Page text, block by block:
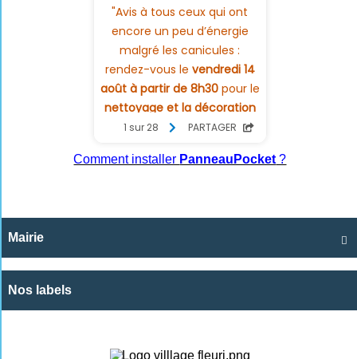
Comment installer PanneauPocket ?

Mairie
Nos labels